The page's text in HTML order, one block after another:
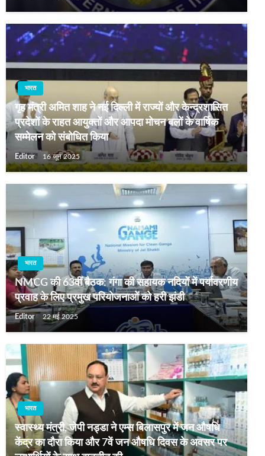
भारत
गृह मंत्री अमित शाह ने नई दिल्ली में राज्यों और केन्द्रशासित
प्रदेशों के राहत आयुक्तों और आपदा मोचन बलों के वार्षिक
सम्मेलन को संबोधित किया
Editor 16 जून 2025
भारत
NMCG की 63वीं बैठक: गंगा की सहायक नदियों में पर्यावरणीय
प्रवाह के लिए प्रमुख परियोजनाओं को हरी झंडी
Editor 22 मई 2025
भारत
स्वास्थ्य मंत्री, जेपी नड्डा ने एम्स बिलासपुर में जन औषधि
केंद्र का दौरा किया और 7वें जन औषधि दिवस के अवसर पर